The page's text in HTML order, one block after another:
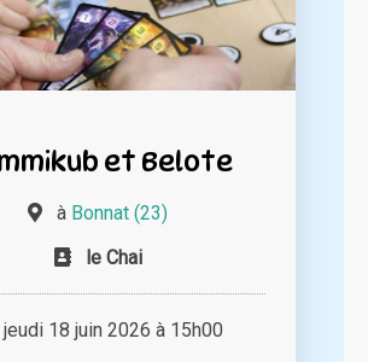
et Belote
à Bonnat (23)
le Chai
jeudi 18 juin 2026 à 15h00